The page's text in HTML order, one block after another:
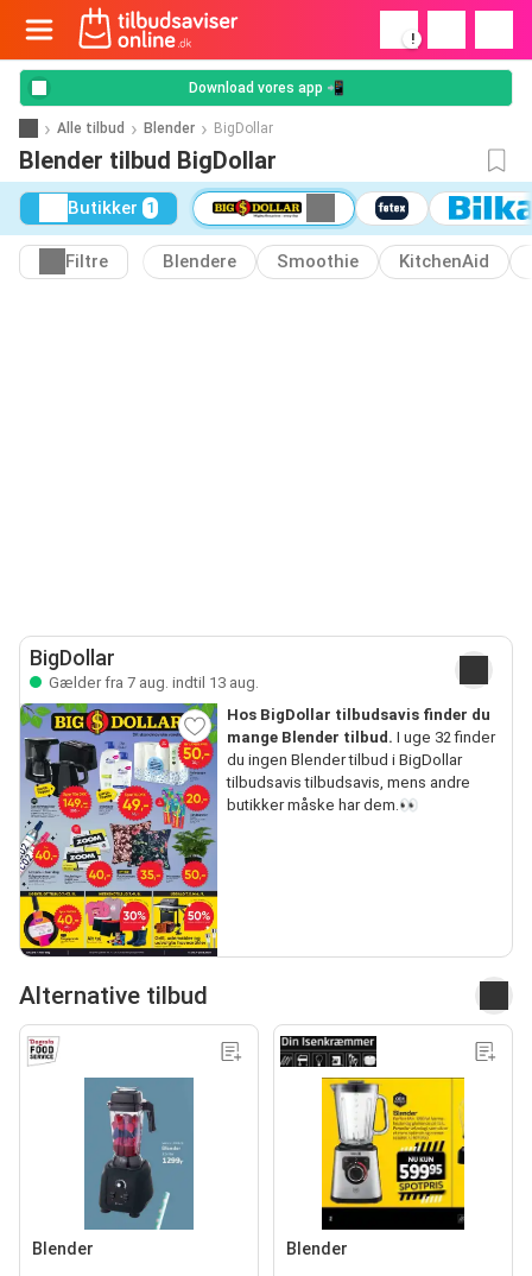
!
Download vores app 📲
Alle tilbud Blender BigDollar
Blender tilbud BigDollar
Butikker 1
Filtre Blendere Smoothie KitchenAid
BigDollar
Gælder fra 7 aug. indtil 13 aug.
Hos BigDollar tilbudsavis finder du
mange Blender tilbud. I uge 32 finder
du ingen Blender tilbud i BigDollar
tilbudsavis tilbudsavis, mens andre
butikker måske har dem.👀
Alternative tilbud
Blender Blender